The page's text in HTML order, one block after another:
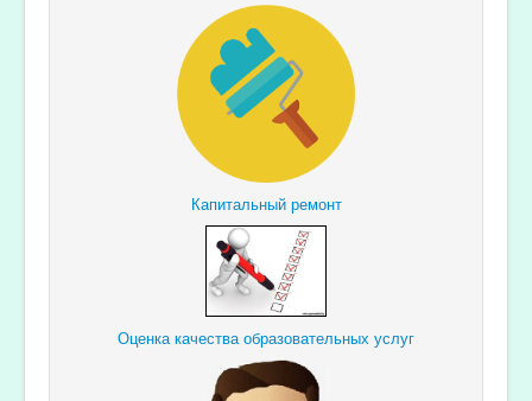
Капитальный ремонт
Оценка качества образовательных услуг